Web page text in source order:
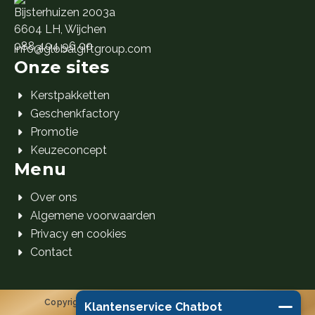
Bijsterhuizen 2003a
6604 LH, Wijchen
088 404 96 00
info@globalgiftgroup.com
Onze sites
Kerstpakketten
Geschenkfactory
Promotie
Keuzeconcept
Menu
Over ons
Algemene voorwaarden
Privacy en cookies
Contact
Copyright 2026 Global Gift Group B.V. © Alle rechten
Klantenservice Chatbot